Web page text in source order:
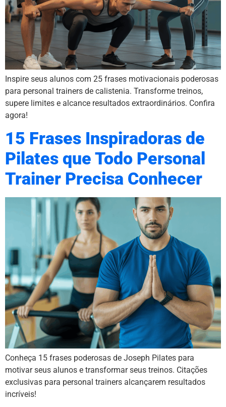
Inspire seus alunos com 25 frases motivacionais poderosas
para personal trainers de calistenia. Transforme treinos,
supere limites e alcance resultados extraordinários. Confira
agora!
15 Frases Inspiradoras de
Pilates que Todo Personal
Trainer Precisa Conhecer
Conheça 15 frases poderosas de Joseph Pilates para
motivar seus alunos e transformar seus treinos. Citações
exclusivas para personal trainers alcançarem resultados
incríveis!